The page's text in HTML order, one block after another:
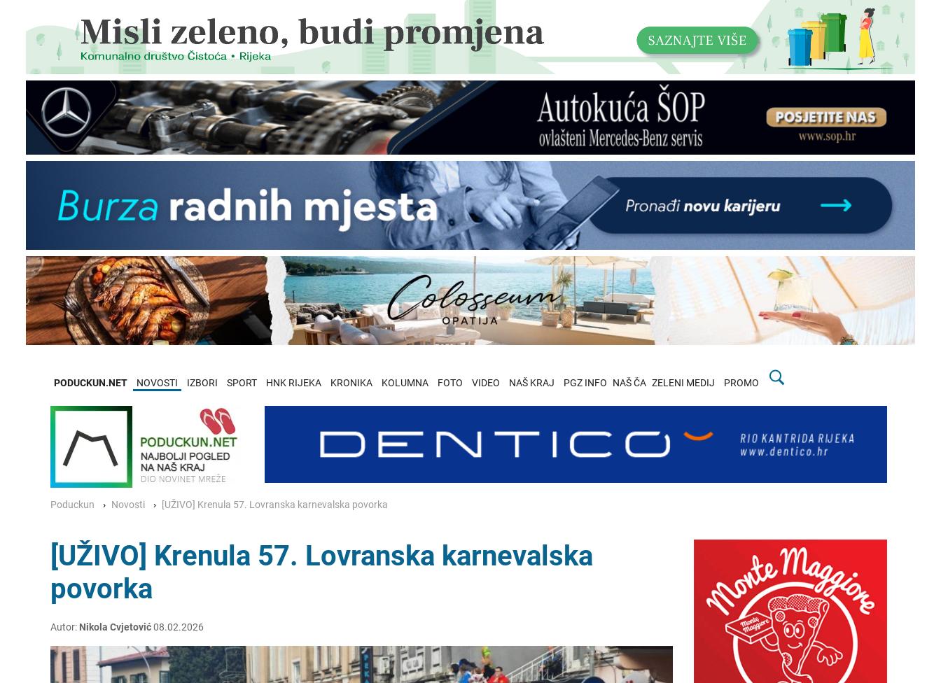
PODUCKUN.NET NOVOSTI IZBORI SPORT HNK RIJEKA KRONIKA KOLUMNA FOTO VIDEO NAŠ KRAJ PGZ INFO NAŠ ČA ZELENI MEDIJ PROMO
Poduckun Novosti [UŽIVO] Krenula 57. Lovranska karnevalska povorka
[UŽIVO] Krenula 57. Lovranska karnevalska
povorka
Autor: Nikola Cvjetović08.02.2026